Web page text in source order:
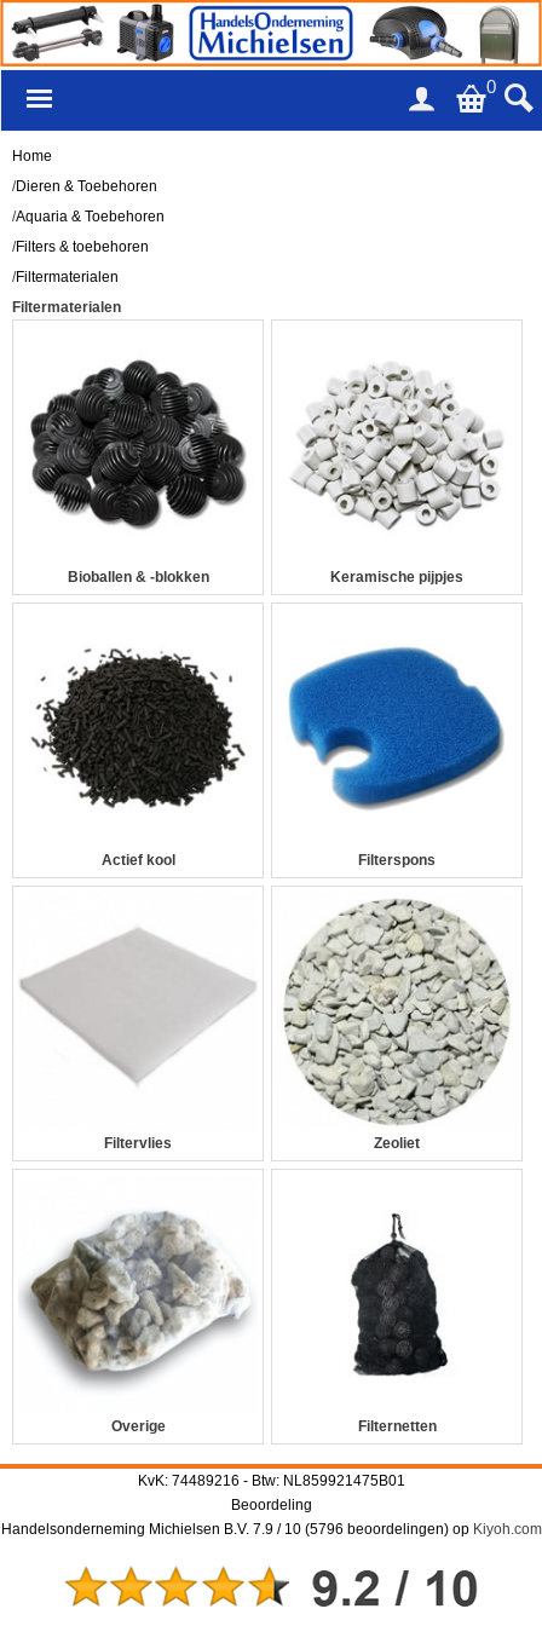
0
Home
/Dieren & Toebehoren
/Aquaria & Toebehoren
/Filters & toebehoren
/Filtermaterialen
Filtermaterialen
Bioballen & -blokken Keramische pijpjes
Actief kool Filterspons
Filtervlies Zeoliet
Overige Filternetten
KvK: 74489216 - Btw: NL859921475B01
Beoordeling
Handelsonderneming Michielsen B.V. 7.9/ 10(5796 beoordelingen) op Kiyoh.com